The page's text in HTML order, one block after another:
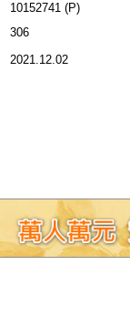
10152741 (P)
306
2021.12.02